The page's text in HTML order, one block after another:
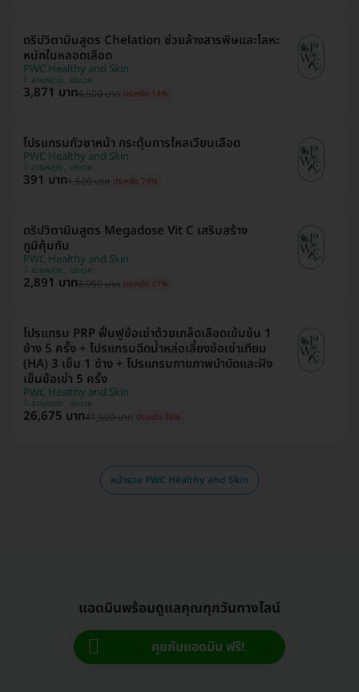
ดริปวิตามินสูตร Chelation ช่วยล้างสารพิษและโลหะ
หนักในหลอดเลือด
PWC Healthy and Skin
สวนหลวง , ประเวศ
3,871 บาท4,500 บาท ประหยัด 14%
โปรแกรมกัวซาหน้า กระตุ้นการไหลเวียนเลือด
PWC Healthy and Skin
สวนหลวง , ประเวศ
391 บาท1,500 บาท ประหยัด 74%
ดริปวิตามินสูตร Megadose Vit C เสริมสร้าง
ภูมิคุ้มกัน
PWC Healthy and Skin
สวนหลวง , ประเวศ
2,891 บาท3,950 บาท ประหยัด 27%
โปรแกรม PRP ฟื้นฟูข้อเข่าด้วยเกล็ดเลือดเข้มข้น 1
ข้าง 5 ครั้ง + โปรแกรมฉีดน้ำหล่อเลี้ยงข้อเข่าเทียม
(HA) 3 เข็ม 1 ข้าง + โปรแกรมกายภาพบำบัดและฝัง
เข็มข้อเข่า 5 ครั้ง
PWC Healthy and Skin
สวนหลวง , ประเวศ
26,675 บาท41,500 บาท ประหยัด 36%
หน้ารวม PWC Healthy and Skin
แอดมินพร้อมดูแลคุณทุกวันทางไลน์
คุยกับแอดมิน ฟรี!